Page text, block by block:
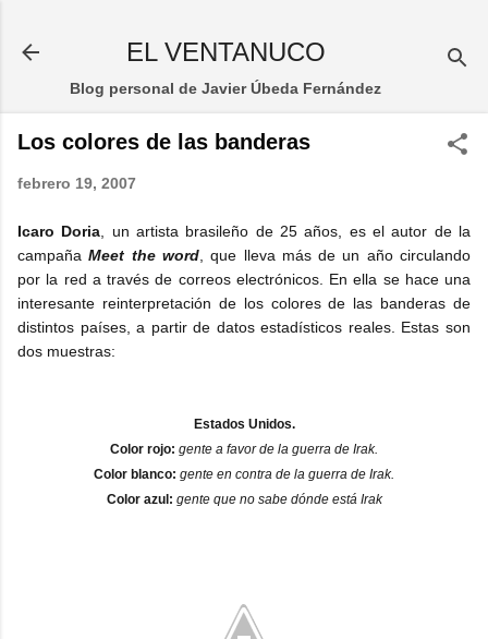
EL VENTANUCO
Blog personal de Javier Úbeda Fernández
Los colores de las banderas
febrero 19, 2007
Icaro Doria , un artista brasileño de 25 años, es el autor de la
campañaMeet the word, que lleva más de un año circulando
por la red a través de correos electrónicos. En ella se hace una
interesante reinterpretación de los colores de las banderas de
distintos países, a partir de datos estadísticos reales. Estas son
dos muestras:
Estados Unidos.
Color rojo: gente a favor de la guerra de Irak.
Color blanco: gente en contra de la guerra de Irak.
Color azul: gente que no sabe dónde está Irak